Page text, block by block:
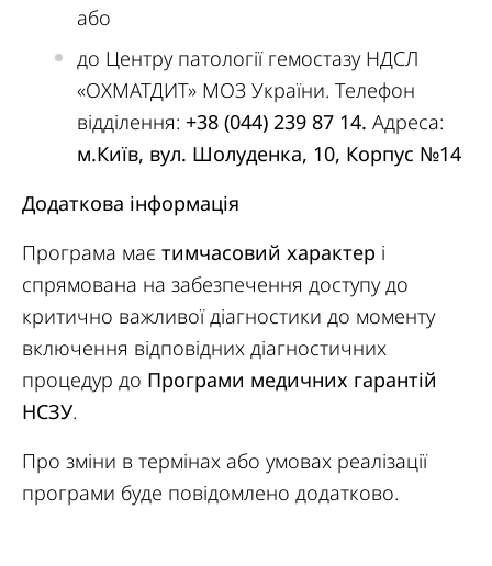
або
до Центру патології гемостазу НДСЛ
«ОХМАТДИТ» МОЗ України. Телефон
відділення: +38 (044) 239 87 14. Адреса:
м.Київ, вул. Шолуденка, 10, Корпус №14
Додаткова інформація
Програма має тимчасовий характер і
спрямована на забезпечення доступу до
критично важливої діагностики до моменту
включення відповідних діагностичних
процедур до Програми медичних гарантій
НСЗУ.
Про зміни в термінах або умовах реалізації
програми буде повідомлено додатково.